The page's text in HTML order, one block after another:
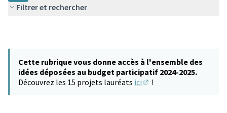
Filtrer et rechercher
Cette rubrique vous donne accès à l'ensemble des
idées déposées au budget participatif 2024-2025.
Découvrez les 15 projets lauréats ici !